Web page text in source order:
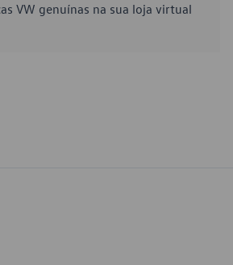
VW genuínas na sua loja virtual